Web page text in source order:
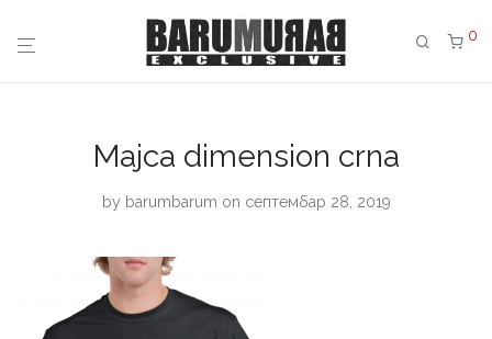
0
Majca dimension crna
by barumbarum on септембар 28, 2019